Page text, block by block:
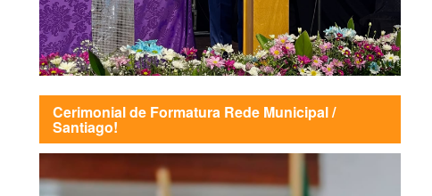
Cerimonial de Formatura Rede Municipal /
Santiago!